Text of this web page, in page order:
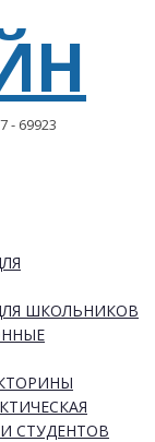
- 69923
ШКОЛЬНИКОВ
СТУДЕНТОВ